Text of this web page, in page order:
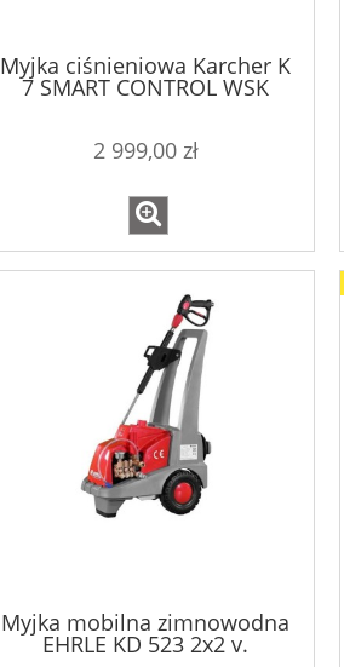
Myjka ciśnieniowa Karcher K
7 SMART CONTROL WSK
2 999,00 zł
Myjka mobilna zimnowodna
EHRLE KD 523 2x2 v.